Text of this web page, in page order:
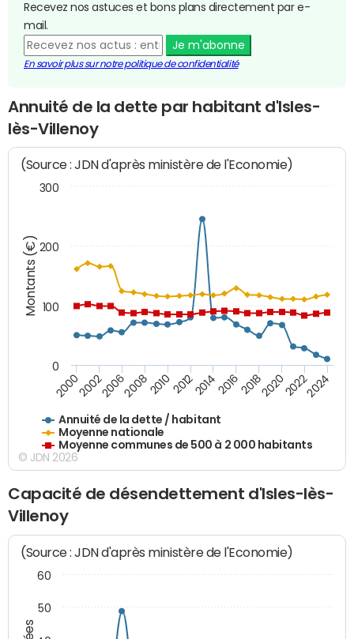
Recevez nos astuces et bons plans directement par e-
mail.
Je m'abonne
En savoir plus sur notre politique de confidentialité
Annuité de la dette par habitant d'Isles-
lès-Villenoy
Montants (€)
(Source : JDN d'après ministère de l'Economie)
Annuité de la dette / habitant
Moyenne nationale
Moyenne communes de 500 à 2 000 habitants
200020022006200820102012201420162018202020222024
0
100
200
300
© JDN 2026
Capacité de désendettement d'Isles-lès-
Villenoy
(Source : JDN d'après ministère de l'Economie)
50
60